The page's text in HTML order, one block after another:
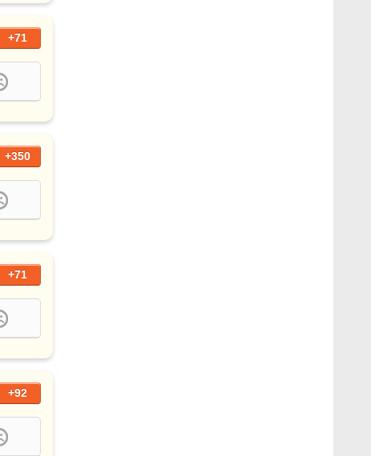
+71
+350
+71
+92